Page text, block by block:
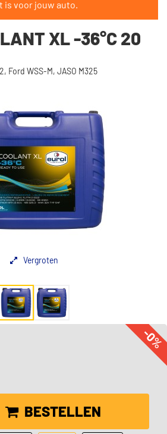
is voor jouw auto.
XL -36°C 20
Ford WSS-M, JASO M325
Vergroten
-0%
BESTELLEN